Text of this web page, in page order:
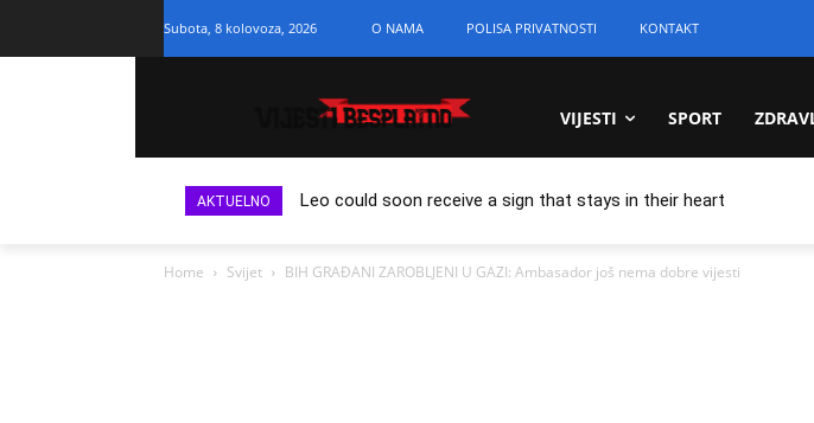
Subota, 8 kolovoza, 2026 O NAMA POLISA PRIVATNOSTI KONTAKT
VIJESTI SPORT
AKTUELNO Leo could soon receive a sign that stays in their heart
Home Svijet BIH GRAĐANI ZAROBLJENI U GAZI: Ambasador još nema dobre vijesti